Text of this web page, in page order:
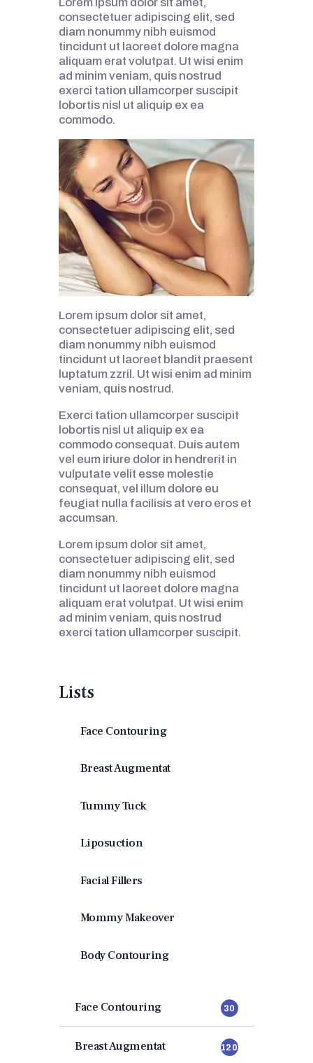
Lorem ipsum dolor sit amet,
consectetuer adipiscing elit, sed
diam nonummy nibh euismod
tincidunt ut laoreet dolore magna
aliquam erat volutpat. Ut wisi enim
ad minim veniam, quis nostrud
exerci tation ullamcorper suscipit
lobortis nisl ut aliquip ex ea
commodo.
Lorem ipsum dolor sit amet,
consectetuer adipiscing elit, sed
diam nonummy nibh euismod
tincidunt ut laoreet blandit praesent
luptatum zzril. Ut wisi enim ad minim
veniam, quis nostrud.
Exerci tation ullamcorper suscipit
lobortis nisl ut aliquip ex ea
commodo consequat. Duis autem
vel eum iriure dolor in hendrerit in
vulputate velit esse molestie
consequat, vel illum dolore eu
feugiat nulla facilisis at vero eros et
accumsan.
Lorem ipsum dolor sit amet,
consectetuer adipiscing elit, sed
diam nonummy nibh euismod
tincidunt ut laoreet dolore magna
aliquam erat volutpat. Ut wisi enim
ad minim veniam, quis nostrud
exerci tation ullamcorper suscipit.
Lists
Face Contouring
Breast Augmentat
Tummy Tuck
Liposuction
Facial Fillers
Mommy Makeover
Body Contouring
Face Contouring 30
Breast Augmentat 120